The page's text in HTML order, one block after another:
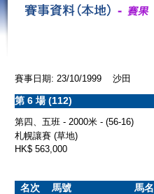
賽事日期: 23/10/1999 沙田
第 6 場 (112)
第四、五班 - 2000米 - (56-16)
札幌讓賽 (草地)
HK$ 563,000
名次 馬號 馬名